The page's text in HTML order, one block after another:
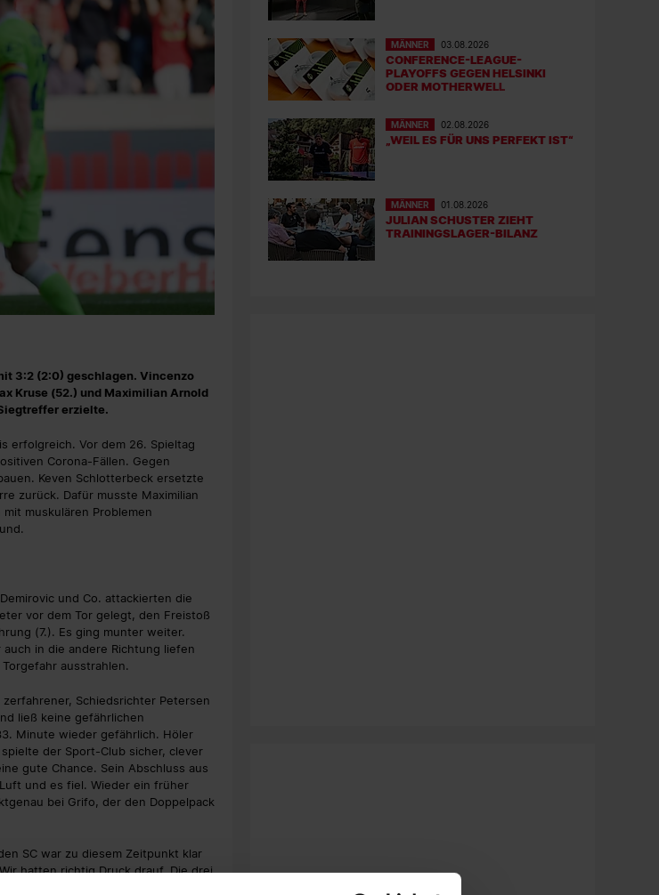
3:2 (2:0) geschlagen. Vincenzo
Kruse (52.) und Maximilian Arnold
erzielte.
erfolgreich. Vor dem 26. Spieltag
Corona-Fällen. Gegen
Keven Schlotterbeck ersetzte
zurück. Dafür musste Maximilian
muskulären Problemen
und Co. attackierten die
vor dem Tor gelegt, den Freistoß
(7.). Es ging munter weiter.
in die andere Richtung liefen
ausstrahlen.
Schiedsrichter Petersen
ließ keine gefährlichen
Minute wieder gefährlich. Höler
der Sport-Club sicher, clever
gute Chance. Sein Abschluss aus
und es fiel. Wieder ein früher
bei Grifo, der den Doppelpack
SC war zu diesem Zeitpunkt klar
hatten richtig Druck drauf. Die drei
MÄNNER 03.08.2026
CONFERENCE-LEAGUE-
PLAYOFFS GEGEN HELSINKI
ODER MOTHERWELL
MÄNNER 02.08.2026
„WEIL ES FÜR UNS PERFEKT IST“
MÄNNER 01.08.2026
JULIAN SCHUSTER ZIEHT
TRAININGSLAGER-BILANZ